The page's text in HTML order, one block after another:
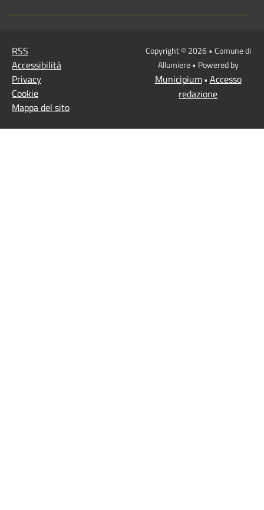
RSS
Accessibilità
Privacy
Cookie
Mappa del sito
Copyright © 2026 • Comune di
Allumiere • Powered by
Municipium• Accesso
redazione